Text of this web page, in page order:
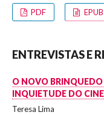
PDF EPUB
ENTREVISTAS E
O NOVO BRINQUEDO
INQUIETUDE DO
Teresa Lima